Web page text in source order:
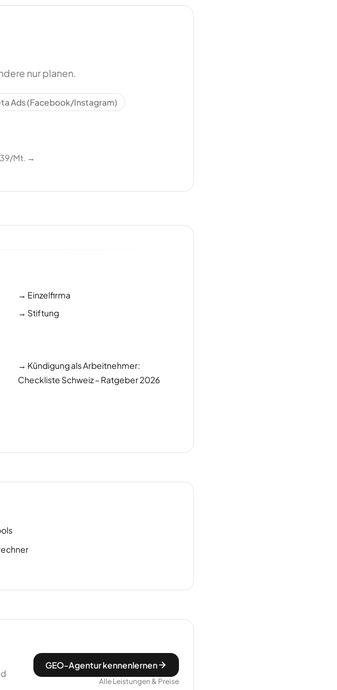
nur planen.
Ads (Facebook/Instagram)
Mt. →
→ Einzelfirma
→ Stiftung
→ Kündigung als Arbeitnehmer:
Checkliste Schweiz – Ratgeber 2026
GEO-Agentur kennenlernen
Alle Leistungen & Preise